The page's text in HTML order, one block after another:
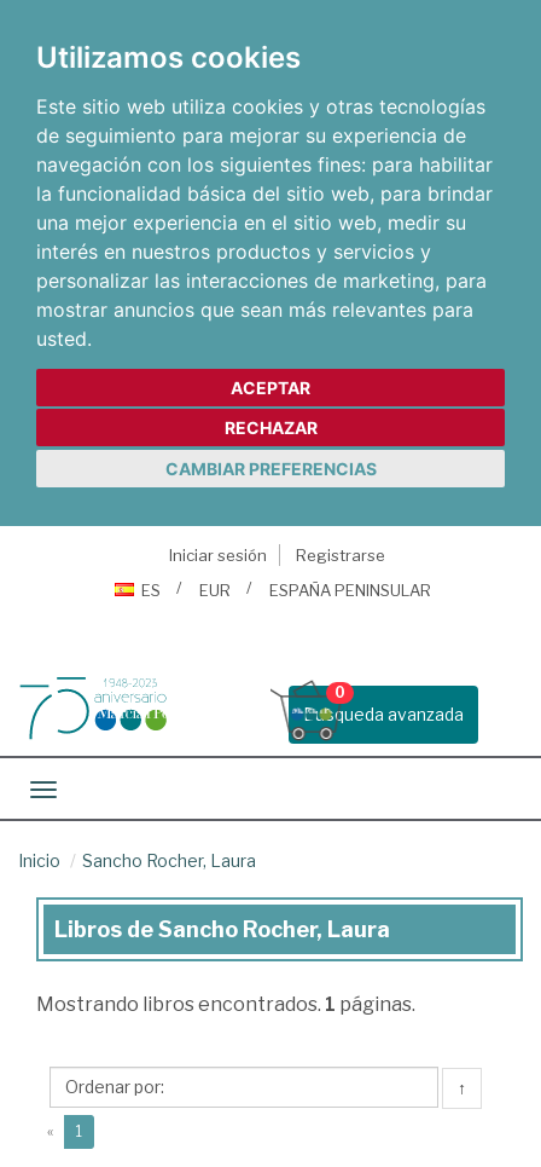
Utilizamos cookies
Este sitio web utiliza cookies y otras tecnologías
de seguimiento para mejorar su experiencia de
navegación con los siguientes fines: para habilitar
la funcionalidad básica del sitio web, para brindar
una mejor experiencia en el sitio web, medir su
interés en nuestros productos y servicios y
personalizar las interacciones de marketing, para
mostrar anuncios que sean más relevantes para
usted.
ACEPTAR
RECHAZAR
CAMBIAR PREFERENCIAS
Iniciar sesión
Registrarse
ES
EUR ESPAÑA PENINSULAR
Busqueda avanzada
0
Toggle navigation
Inicio Sancho Rocher, Laura
Libros
Sancho
Laura
Libros de Sancho Rocher, Laura
Mostrando libros encontrados. 1 páginas.
↑
« 1